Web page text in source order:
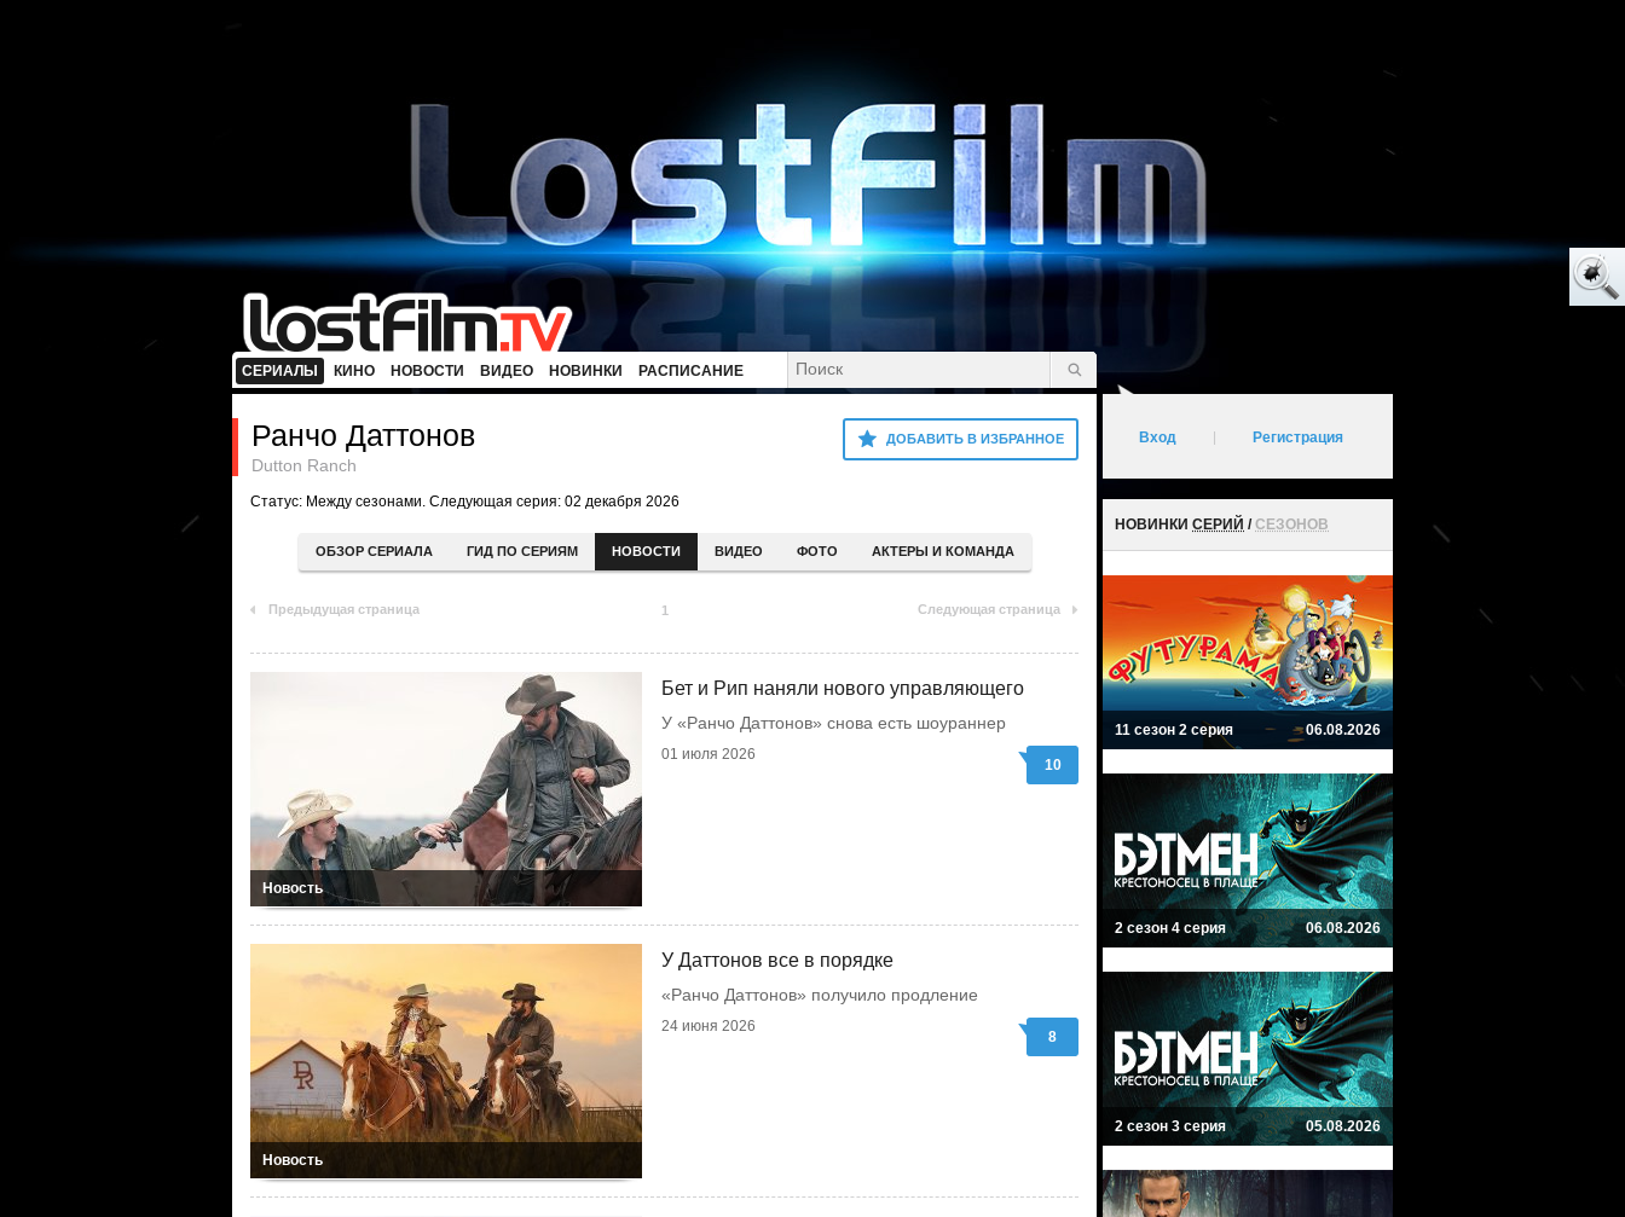
СЕРИАЛЫ КИНО НОВОСТИ ВИДЕО НОВИНКИ РАСПИСАНИЕ
ДОБАВИТЬ В ИЗБРАННОЕ
Ранчо Даттонов
Dutton Ranch
Статус: Между сезонами. Следующая серия: 02 декабря 2026
ОБЗОР СЕРИАЛА ГИД ПО СЕРИЯМ НОВОСТИ ВИДЕО ФОТО АКТЕРЫ И КОМАНДА
Предыдущая страница 1 Следующая страница
Новость
Бет и Рип наняли нового управляющего
У «Ранчо Даттонов» снова есть шоураннер
01 июля 2026
10
Новость
У Даттонов все в порядке
«Ранчо Даттонов» получило продление
24 июня 2026
8
Вход Регистрация
НОВИНКИ СЕРИЙ /СЕЗОНОВ
11 сезон 2 серия 06.08.2026
2 сезон 4 серия 06.08.2026
2 сезон 3 серия 05.08.2026